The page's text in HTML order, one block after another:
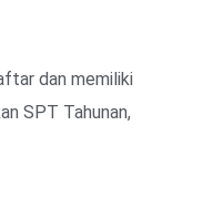
dan memiliki
SPT Tahunan,